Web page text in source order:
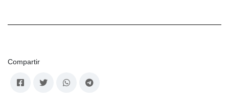
Compartir